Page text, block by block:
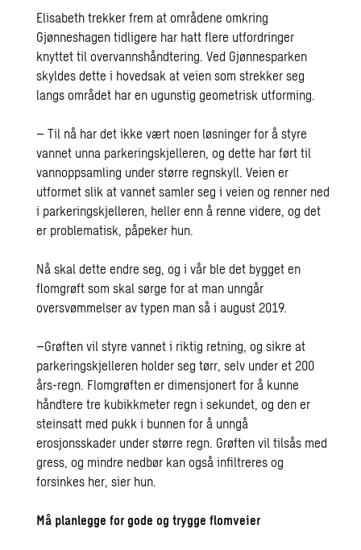
Elisabeth trekker frem at områdene omkring
Gjønneshagen tidligere har hatt flere utfordringer
knyttet til overvannshåndtering. Ved Gjønnesparken
skyldes dette i hovedsak at veien som strekker seg
langs området har en ugunstig geometrisk utforming.
– Til nå har det ikke vært noen løsninger for å styre
vannet unna parkeringskjelleren, og dette har ført til
vannoppsamling under større regnskyll. Veien er
utformet slik at vannet samler seg i veien og renner ned
i parkeringskjelleren, heller enn å renne videre, og det
er problematisk, påpeker hun.
Nå skal dette endre seg, og i vår ble det bygget en
flomgrøft som skal sørge for at man unngår
oversvømmelser av typen man så i august 2019.
–Grøften vil styre vannet i riktig retning, og sikre at
parkeringskjelleren holder seg tørr, selv under et 200
års-regn. Flomgrøften er dimensjonert for å kunne
håndtere tre kubikkmeter regn i sekundet, og den er
steinsatt med pukk i bunnen for å unngå
erosjonsskader under større regn. Grøften vil tilsås med
gress, og mindre nedbør kan også infiltreres og
forsinkes her, sier hun.
Må planlegge for gode og trygge flomveier